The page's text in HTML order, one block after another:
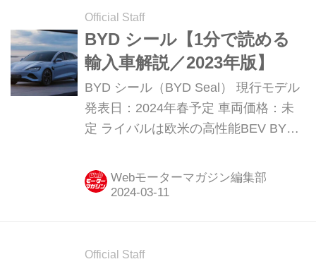
Official Staff
BYD シール【1分で読める
輸入車解説／2023年版】
BYD シール（BYD Seal） 現行モデル
発表日：2024年春予定 車両価格：未
定 ライバルは欧米の高性能BEV BYD
ン。プレミアムブランドさながらに仕
立てられたインテリアと高性能が大き
1875×全高1460mmのボディサイズは
Webモーターマガジン編集部
Official Staff